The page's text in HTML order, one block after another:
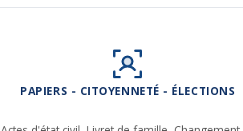
PAPIERS - CITOYENNETÉ - ÉLECTIONS